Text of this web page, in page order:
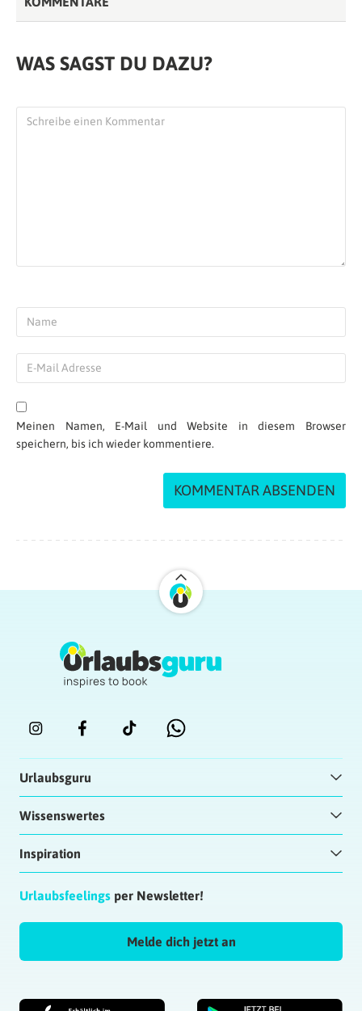
WAS SAGST DU DAZU?
Meinen Namen, E-Mail und Website in diesem Browser
speichern, bis ich wieder kommentiere.
Urlaubsguru
Wissenswertes
Inspiration
Urlaubsfeelings per Newsletter!
Melde dich jetzt an